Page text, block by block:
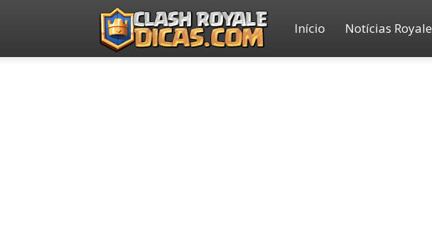
Clash
Início Notícias Royale